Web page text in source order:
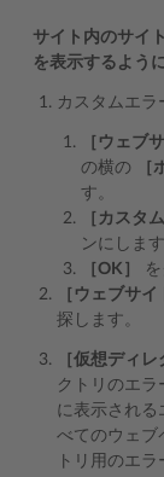
サイト内のサイ
を表示するよう
カスタムエラ
［ウェブ
の横の
［
す。
［カスタ
ンにします
［OK］
［ウェブサイ
探します。
［仮想ディレ
クトリのエラ
に表示される
べてのウェブ
トリ用のエ